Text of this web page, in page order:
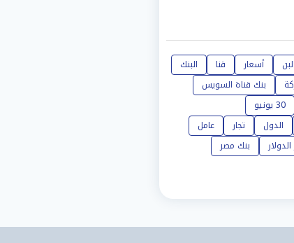
البن أسعار قنا
البنك
بنك قناة السويس
30 يونيو
الدول تجار
عامل
بنك مصر